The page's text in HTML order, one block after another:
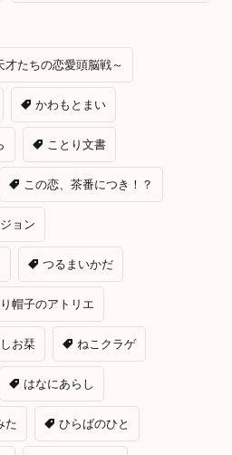
たちの恋愛頭脳戦～
かわもとまい
ことり文書
この恋、茶番につき！？
ョン
つるまいかだ
帽子のアトリエ
お栞 ねこクラゲ
はなにあらし
た ひらばのひと